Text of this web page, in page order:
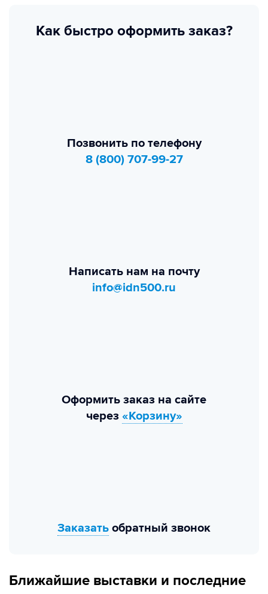
Как быстро оформить заказ?
Позвонить по телефону
8 (800) 707-99-27
Написать нам на почту
info@idn500.ru
Оформить заказ на сайте
через «Корзину»
Заказать обратный звонок
Ближайшие выставки и последние